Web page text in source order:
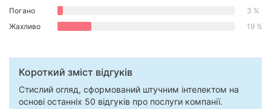
Миколаїв
Чернігів
Погано
3 %
Жахливо
19 %
Короткий зміст відгуків
Стислий огляд, сформований штучним інтелектом на
основі останніх 50 відгуків про послуги компанії.